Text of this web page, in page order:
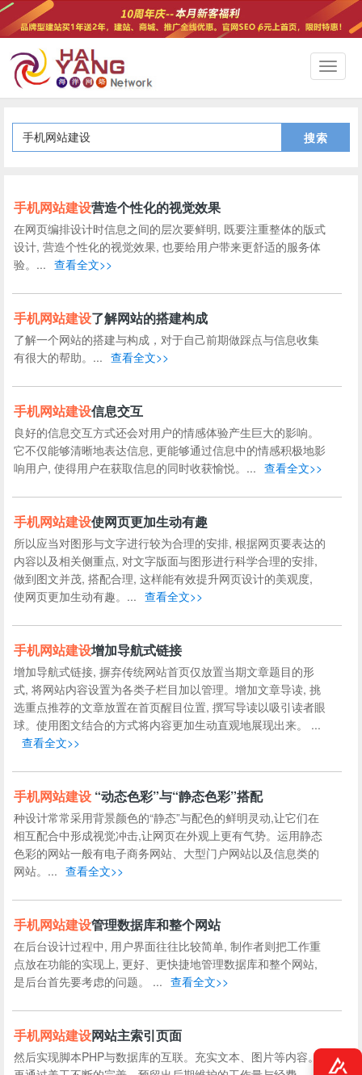
切
换
导
搜索
手机网站建设营造个性化的视觉效果
在网页编排设计时信息之间的层次要鲜明, 既要注重整体的版式
设计, 营造个性化的视觉效果, 也要给用户带来更舒适的服务体
验。... 查看全文>>
手机网站建设了解网站的搭建构成
了解一个网站的搭建与构成，对于自己前期做踩点与信息收集
有很大的帮助。... 查看全文>>
手机网站建设信息交互
良好的信息交互方式还会对用户的情感体验产生巨大的影响。
它不仅能够清晰地表达信息, 更能够通过信息中的情感积极地影
响用户, 使得用户在获取信息的同时收获愉悦。... 查看全文>>
手机网站建设使网页更加生动有趣
所以应当对图形与文字进行较为合理的安排, 根据网页要表达的
内容以及相关侧重点, 对文字版面与图形进行科学合理的安排,
做到图文并茂, 搭配合理, 这样能有效提升网页设计的美观度,
使网页更加生动有趣。... 查看全文>>
手机网站建设增加导航式链接
增加导航式链接, 摒弃传统网站首页仅放置当期文章题目的形
式, 将网站内容设置为各类子栏目加以管理。增加文章导读, 挑
选重点推荐的文章放置在首页醒目位置, 撰写导读以吸引读者眼
球。使用图文结合的方式将内容更加生动直观地展现出来。 ...
查看全文>>
手机网站建设 “动态色彩”与“静态色彩”搭配
种设计常常采用背景颜色的“静态”与配色的鲜明灵动,让它们在
相互配合中形成视觉冲击,让网页在外观上更有气势。运用静态
色彩的网站一般有电子商务网站、大型门户网站以及信息类的
网站。... 查看全文>>
手机网站建设管理数据库和整个网站
在后台设计过程中, 用户界面往往比较简单, 制作者则把工作重
点放在功能的实现上, 更好、更快捷地管理数据库和整个网站,
是后台首先要考虑的问题。 ... 查看全文>>
手机网站建设网站主索引页面
然后实现脚本PHP与数据库的互联。充实文本、图片等内容。